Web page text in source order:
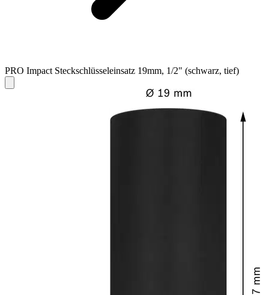
PRO Impact Steckschlüsseleinsatz 19mm, 1/2" (schwarz, tief)